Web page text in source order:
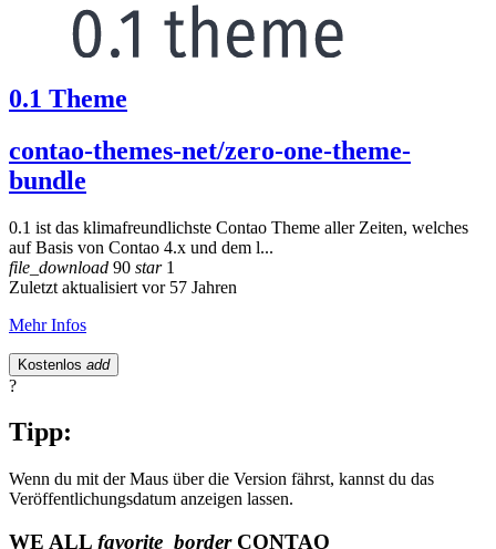
0.1 Theme
contao-themes-net/zero-one-theme-
bundle
0.1 ist das klimafreundlichste Contao Theme aller Zeiten, welches
auf Basis von Contao 4.x und dem l...
file_download 90 star1
Zuletzt aktualisiert vor 57 Jahren
Mehr Infos
Kostenlos add
?
Tipp:
Wenn du mit der Maus über die Version fährst, kannst du das
Veröffentlichungsdatum anzeigen lassen.
WE ALL favorite_borderCONTAO